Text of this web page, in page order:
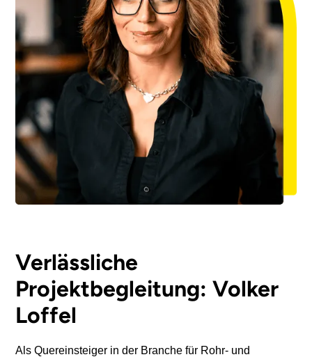
Verlässliche
Projektbegleitung: Volker
Loffel
Als Quereinsteiger in der Branche für Rohr- und